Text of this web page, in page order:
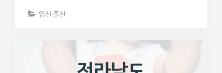
임신·출산